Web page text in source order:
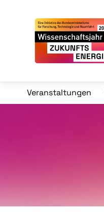
Veranstaltungen